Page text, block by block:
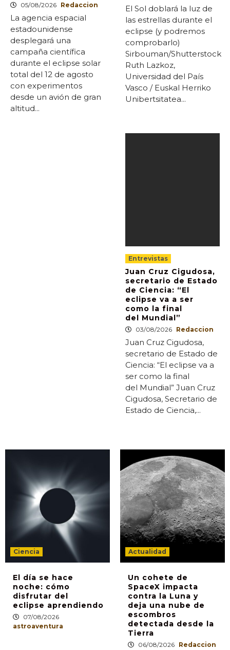
05/08/2026 Redaccion
La agencia espacial
estadounidense
desplegará una
campaña científica
durante el eclipse solar
total del 12 de agosto
con experimentos
desde un avión de gran
altitud...
El Sol doblará la luz de
las estrellas durante el
eclipse (y podremos
comprobarlo)
Sirbouman/Shutterstock
Ruth Lazkoz,
Universidad del País
Vasco / Euskal Herriko
Unibertsitatea...
Entrevistas
Juan Cruz Cigudosa,
secretario de Estado
de Ciencia: “El
eclipse va a ser
como la final
del Mundial”
03/08/2026 Redaccion
Juan Cruz Cigudosa,
secretario de Estado de
Ciencia: “El eclipse va a
ser como la final
del Mundial” Juan Cruz
Cigudosa, Secretario de
Estado de Ciencia,...
Ciencia
El día se hace
noche: cómo
disfrutar del
eclipse aprendiendo
07/08/2026
astroaventura
Actualidad
Un cohete de
SpaceX impacta
contra la Luna y
deja una nube de
escombros
detectada desde la
Tierra
06/08/2026 Redaccion